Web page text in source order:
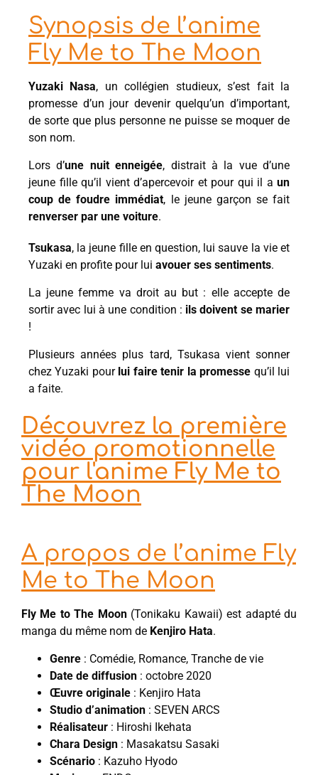
Synopsis de l’anime
Fly Me to The Moon
Yuzaki Nasa, un collégien studieux, s’est fait la
promesse d’un jour devenir quelqu’un d’important,
de sorte que plus personne ne puisse se moquer de
son nom.
Lors d’une nuit enneigée, distrait à la vue d’une
jeune fille qu’il vient d’apercevoir et pour qui il a un
coup de foudre immédiat, le jeune garçon se fait
renverser par une voiture.
Tsukasa, la jeune fille en question, lui sauve la vie et
Yuzaki en profite pour lui avouer ses sentiments.
La jeune femme va droit au but : elle accepte de
sortir avec lui à une condition : ils doivent se marier
!
Plusieurs années plus tard, Tsukasa vient sonner
chez Yuzaki pour lui faire tenir la promesse qu’il lui
a faite.
Découvrez la première
vidéo promotionnelle
pour l'anime Fly Me to
The Moon
A propos de l’anime Fly
Me to The Moon
Fly Me to The Moon(Tonikaku Kawaii) est adapté du
manga du même nom de Kenjiro Hata.
Genre : Comédie, Romance, Tranche de vie
Date de diffusion : octobre 2020
Œuvre originale : Kenjiro Hata
Studio d’animation : SEVEN ARCS
Réalisateur : Hiroshi Ikehata
Chara Design : Masakatsu Sasaki
Scénario : Kazuho Hyodo